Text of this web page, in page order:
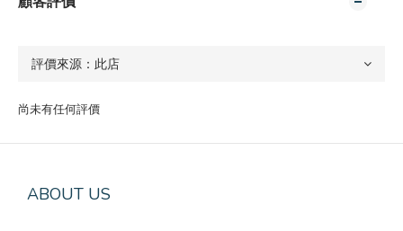
尚未有任何評價
ABOUT US